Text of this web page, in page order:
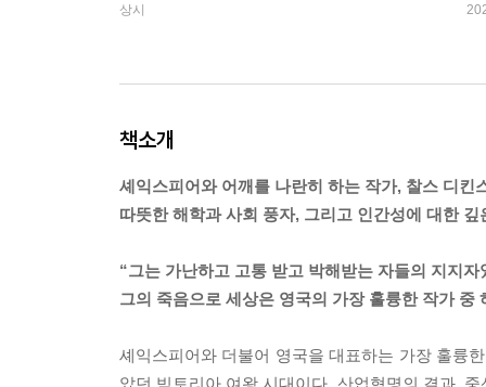
상시
책소개
셰익스피어와 어깨를 나란히 하는 작가, 찰스 디킨
따뜻한 해학과 사회 풍자, 그리고 인간성에 대한
“그는 가난하고 고통 받고 박해받는 자들의 지지자
그의 죽음으로 세상은 영국의 가장 훌륭한 작가 중
셰익스피어와 더불어 영국을 대표하는 가장 훌륭
았던 빅토리아 여왕 시대이다. 산업혁명의 결과,